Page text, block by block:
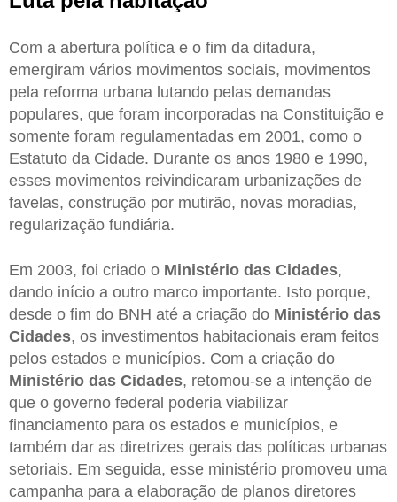
Com a abertura política e o fim da ditadura,
emergiram vários movimentos sociais, movimentos
pela reforma urbana lutando pelas demandas
populares, que foram incorporadas na Constituição e
somente foram regulamentadas em 2001, como o
Estatuto da Cidade. Durante os anos 1980 e 1990,
esses movimentos reivindicaram urbanizações de
favelas, construção por mutirão, novas moradias,
regularização fundiária.
Em 2003, foi criado o Ministério das Cidades,
dando início a outro marco importante. Isto porque,
desde o fim do BNH até a criação do Ministério das
Cidades, os investimentos habitacionais eram feitos
pelos estados e municípios. Com a criação do
Ministério das Cidades, retomou-se a intenção de
que o governo federal poderia viabilizar
financiamento para os estados e municípios, e
também dar as diretrizes gerais das políticas urbanas
setoriais. Em seguida, esse ministério promoveu uma
campanha para a elaboração de planos diretores